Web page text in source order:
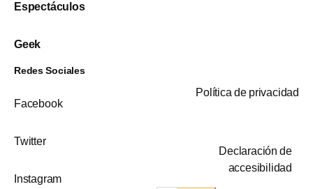
Espectáculos
Geek
Redes Sociales
Facebook
Twitter
Instagram
Política de privacidad
Declaración de
accesibilidad